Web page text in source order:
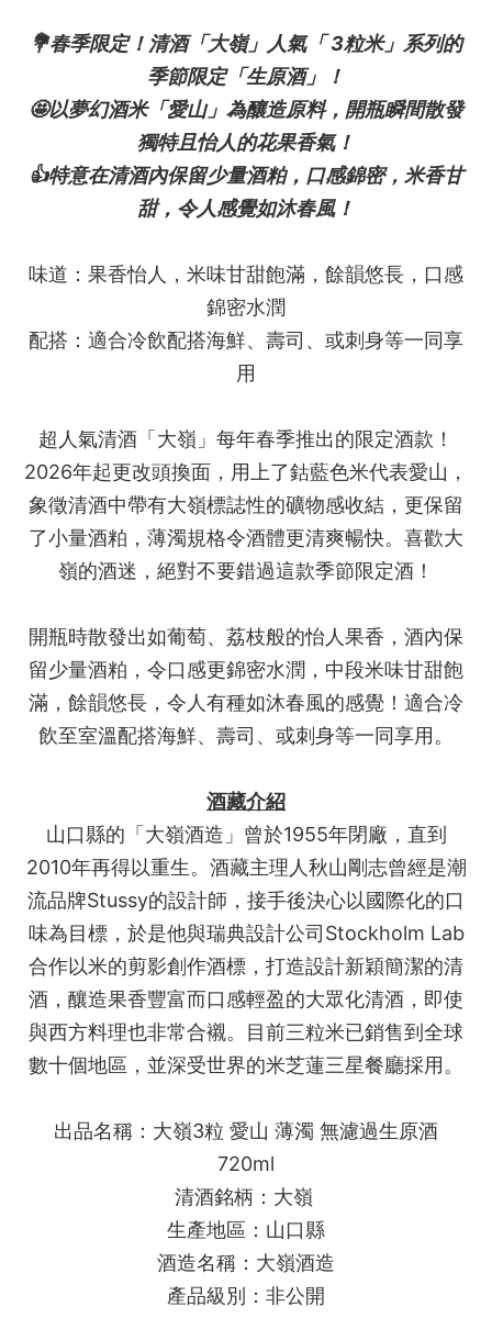
💐春季限定！清酒「大嶺」人氣「 3粒米」系列的
季節限定「生原酒」！
🤩以夢幻酒米「愛山」為釀造原料，開瓶瞬間散發
獨特且怡人的花果香氣！
👍特意在清酒內保留少量酒粕，口感錦密，米香甘
甜，令人感覺如沐春風！
味道：果香怡人，米味甘甜飽滿，餘韻悠長，口感
錦密水潤
配搭：適合冷飲配搭海鮮、壽司、或刺身等一同享
用
超人氣清酒「大嶺」每年春季推出的限定酒款！
2026年起更改頭換面，用上了鈷藍色米代表愛山，
象徵清酒中帶有大嶺標誌性的礦物感收結，更保留
了小量酒粕，薄濁規格令酒體更清爽暢快。喜歡大
嶺的酒迷，絕對不要錯過這款季節限定酒！
開瓶時散發出如葡萄、荔枝般的怡人果香，酒內保
留少量酒粕，令口感更錦密水潤，中段米味甘甜飽
滿，餘韻悠長，令人有種如沐春風的感覺！適合冷
飲至室溫配搭海鮮、壽司、或刺身等一同享用。
酒藏介紹
山口縣的「大嶺酒造」曾於1955年閉廠，直到
2010年再得以重生。酒藏主理人秋山剛志曾經是潮
流品牌Stussy的設計師，接手後決心以國際化的口
味為目標，於是他與瑞典設計公司Stockholm Lab
合作以米的剪影創作酒標，打造設計新穎簡潔的清
酒，釀造果香豐富而口感輕盈的大眾化清酒，即使
與西方料理也非常合襯。目前三粒米已銷售到全球
數十個地區，並深受世界的米芝蓮三星餐廳採用。
出品名稱：大嶺3粒 愛山 薄濁 無濾過生原酒
720ml
清酒銘柄：大嶺
生產地區：山口縣
酒造名稱：大嶺酒造
產品級別：非公開